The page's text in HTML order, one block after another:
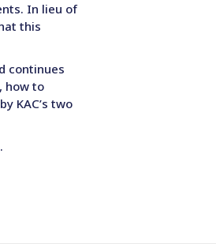
In lieu of
this
continues
how to
KAC’s two